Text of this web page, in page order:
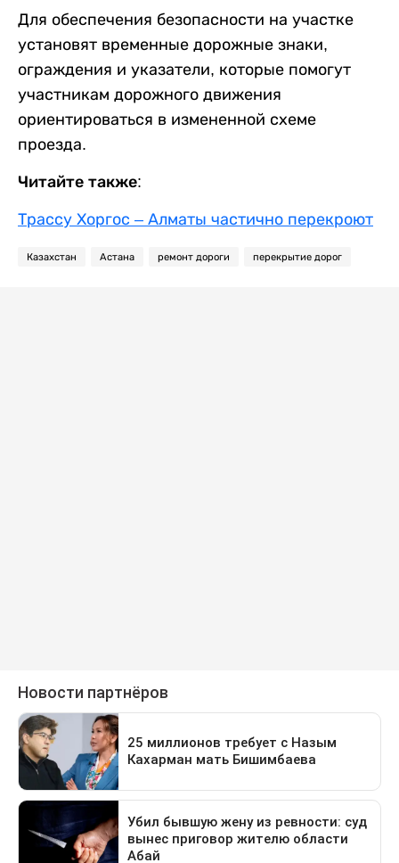
Для обеспечения безопасности на участке
установят временные дорожные знаки,
ограждения и указатели, которые помогут
участникам дорожного движения
ориентироваться в измененной схеме
проезда.
Читайте также:
Трассу Хоргос – Алматы частично перекроют
Казахстан Астана ремонт дороги перекрытие дорог